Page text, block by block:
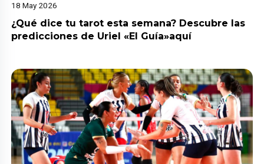
18 May 2026
¿Qué dice tu tarot esta semana? Descubre las
predicciones de Uriel «El Guía»aquí